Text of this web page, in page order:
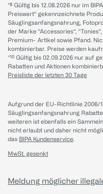
*⁸ Gültig bis 12.08.2026 nur im
Preiswert“ gekennzeichnete
Säuglingsanfangsnahrung,
der Marke “Accessories“,
Premium- Artikel sowie Pfand.
kombinierbar. Preise werden
*¹⁰ Gültig bis 02.09.2026 nur auf
Rabatten und Aktionen
Preisliste der letzten 30 Tage
Aufgrund der EU-Richtlinie 2006/
Säuglingsanfangsnahrung
weiteren ist ebenfalls ein
nicht erlaubt und daher nicht
das BIPA Kundenservice.
MwSt. gesenkt
Meldung möglicher